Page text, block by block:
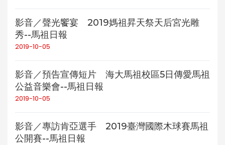
影音／聲光饗宴 2019媽祖昇天祭天后宮光雕
秀--馬祖日報
2019-10-05
影音／預告宣傳短片 海大馬祖校區5日傳愛馬祖
公益音樂會--馬祖日報
2019-10-05
影音／專訪肯亞選手 2019臺灣國際木球賽馬祖
公開賽--馬祖日報